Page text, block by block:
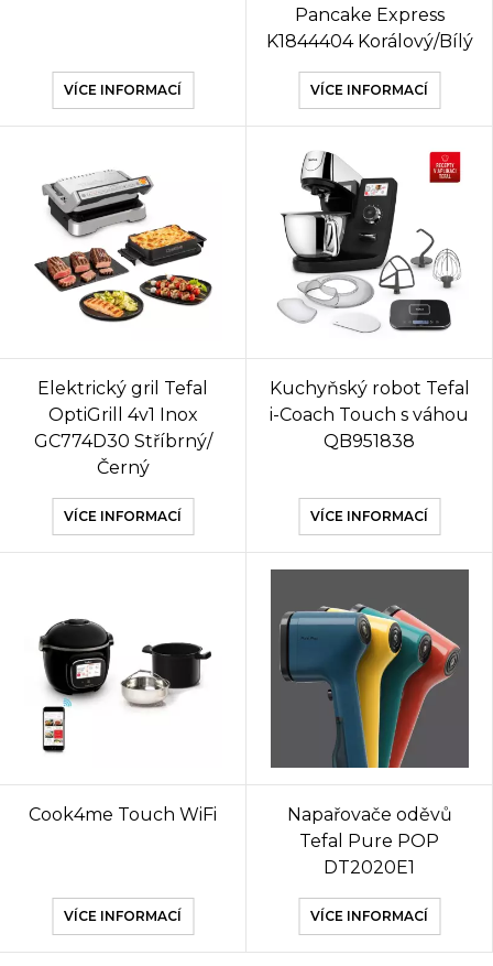
VÍCE INFORMACÍ
Pancake Express
K1844404 Korálový/Bílý
VÍCE INFORMACÍ
Elektrický gril Tefal
OptiGrill 4v1 Inox
GC774D30 Stříbrný/
Černý
VÍCE INFORMACÍ
Kuchyňský robot Tefal
i-Coach Touch s váhou
QB951838
VÍCE INFORMACÍ
Cook4me Touch WiFi
VÍCE INFORMACÍ
Napařovače oděvů
Tefal Pure POP
DT2020E1
VÍCE INFORMACÍ